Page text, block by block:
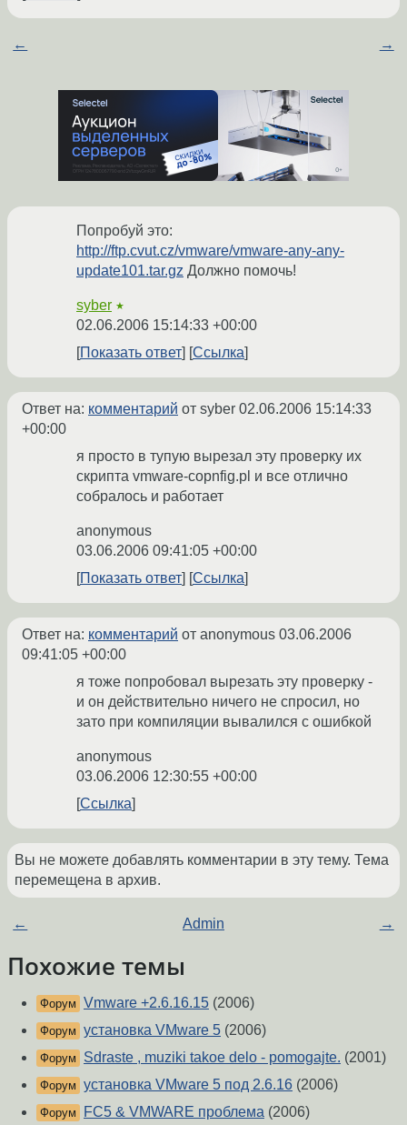
← →
Попробуй это:
http://ftp.cvut.cz/vmware/vmware-any-any-
update101.tar.gz Должно помочь!
syber ★
02.06.2006 15:14:33 +00:00
Показать ответ
Ссылка
Ответ на: комментарий от syber 02.06.2006 15:14:33
+00:00
я просто в тупую вырезал эту проверку их
скрипта vmware-copnfig.pl и все отлично
собралось и работает
anonymous
03.06.2006 09:41:05 +00:00
Показать ответ
Ссылка
Ответ на: комментарий от anonymous 03.06.2006
09:41:05 +00:00
я тоже попробовал вырезать эту проверку -
и он действительно ничего не спросил, но
зато при компиляции вывалился с ошибкой
anonymous
03.06.2006 12:30:55 +00:00
Ссылка
Вы не можете добавлять комментарии в эту тему. Тема
перемещена в архив.
← Admin →
Похожие темы
Форум Vmware +2.6.16.15 (2006)
Форум установка VMware 5 (2006)
Форум Sdraste , muziki takoe delo - pomogajte. (2001)
Форум установка VMware 5 под 2.6.16 (2006)
Форум FC5 & VMWARE проблема (2006)